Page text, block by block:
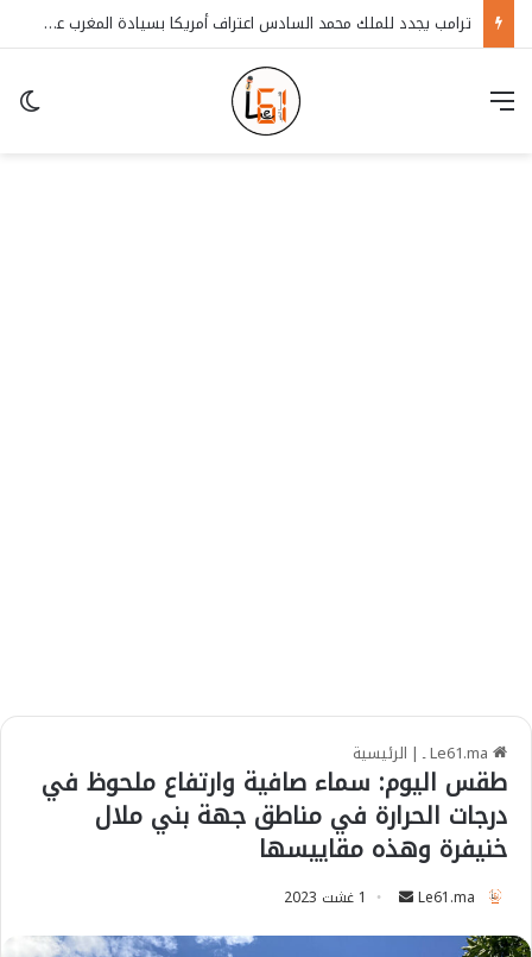
ترامب يجدد للملك محمد السادس اعتراف أمريكا بسيادة المغرب على الصحراء
| الرئيسية
طقس اليوم: سماء صافية وارتفاع ملحوظ في
درجات الحرارة في مناطق جهة بني ملال
خنيفرة وهذه مقاييسها
Le61.ma 1 غشت 2023